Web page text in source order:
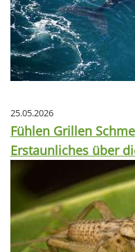
25.05.2026
Fühlen Grillen
Erstaunliches über